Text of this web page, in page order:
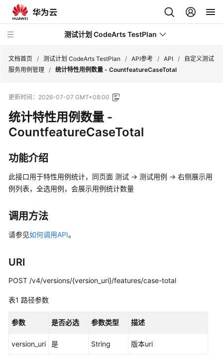
测试计划 CodeArts TestPlan
新
动
态
品
绍
费
明
快
入
户
南
文档首页 / 测试计划 CodeArts TestPlan / API参考 / API /
自定义测试
服务用例管理 / 统计特性用例数量 - CountfeatureCaseTotal
更新时间： 2026-07-07 GMT+08:00
统计特性用例数量 -
CountfeatureCaseTotal
功能介绍
此接口用于特性用例统计，同页面 测试 -> 测试用例 -> 右侧展示用
例列表，全选用例，会展示用例统计数量
调用方法
请参见如何调用API。
URI
POST /v4/versions/{version_uri}/features/case-total
表1 路径参数
参数 是否必选 参数类型 描述
version_uri 是 String 版本uri